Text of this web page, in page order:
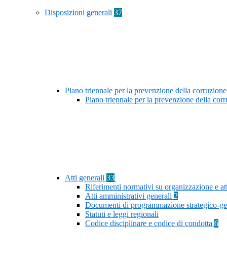
Disposizioni generali 37
Piano triennale per la prevenzione della
Piano triennale per la prevenzione della
Atti generali 33
Riferimenti normativi su organizzazione e
Atti amministrativi generali 2
Documenti di programmazione strategico-
Statuti e leggi regionali
Codice disciplinare e codice di condotta 6